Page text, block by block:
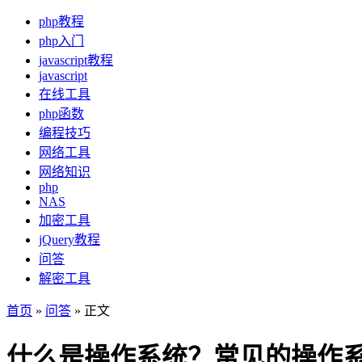
php教程
php入门
javascript教程
javascript
在线工具
php函数
编程技巧
网络工具
网络知识
php
NAS
加密工具
jQuery教程
问答
解密工具
首页 » 问答 » 正文